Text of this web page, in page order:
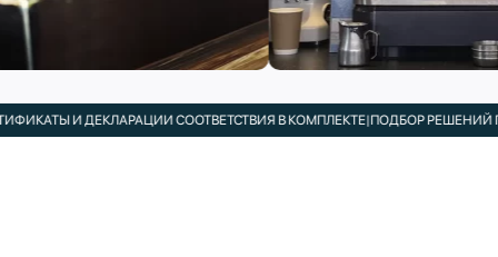
И ДЕКЛАРАЦИИ СООТВЕТСТВИЯ В КОМПЛЕКТЕ|ПОДБОР РЕШЕНИЙ